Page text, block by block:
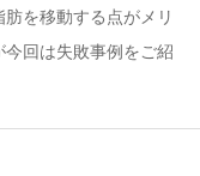
を移動する点がメリ
回は失敗事例をご紹